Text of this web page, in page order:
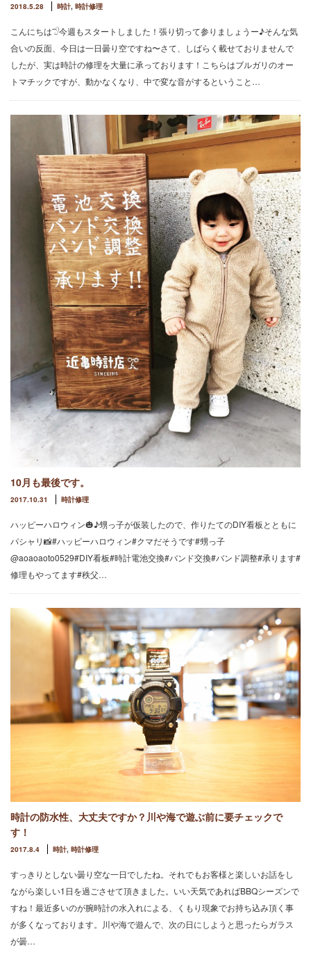
2018.5.28 時計, 時計修理
こんにちは𓅿今週もスタートしました！張り切って参りましょうー♪そんな気
合いの反面、今日は一日曇り空ですね〜さて、しばらく載せておりませんで
したが、実は時計の修理を大量に承っております！こちらはブルガリのオー
トマチックですが、動かなくなり、中で変な音がするということ…
10月も最後です。
2017.10.31 時計修理
ハッピーハロウィン🎃♪甥っ子が仮装したので、作りたてのDIY看板とともに
パシャリ📸#ハッピーハロウィン#クマだそうです#甥っ子
@aoaoaoto0529#DIY看板#時計電池交換#バンド交換#バンド調整#承ります#
修理もやってます#秩父…
時計の防水性、大丈夫ですか？川や海で遊ぶ前に要チェックで
す！
2017.8.4 時計, 時計修理
すっきりとしない曇り空な一日でしたね。それでもお客様と楽しいお話をし
ながら楽しい1日を過ごさせて頂きました。いい天気であればBBQシーズンで
すね！最近多いのが腕時計の水入れによる、くもり現象でお持ち込み頂く事
が多くなっております。川や海で遊んで、次の日にしようと思ったらガラス
が曇…